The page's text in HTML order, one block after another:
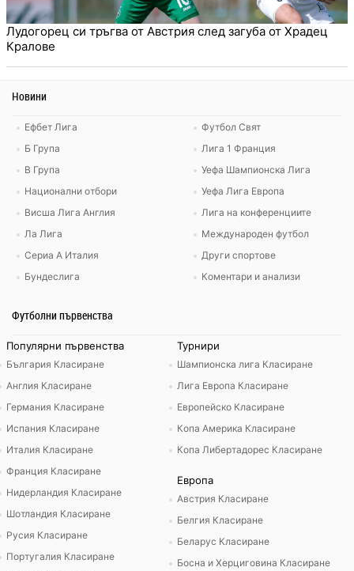
Лудогорец си тръгва от Австрия след загуба от Храдец
Кралове
Новини
Ефбет Лига
Б Група
В Група
Национални отбори
Висша Лига Англия
Ла Лига
Сериа А Италия
Бундеслига
Футбол Свят
Лига 1 Франция
Уефа Шампионска Лига
Уефа Лига Европа
Лига на конференциите
Международен футбол
Други спортове
Коментари и анализи
Футболни първенства
Популярни първенства
България Класиране
Англия Класиране
Германия Класиране
Испания Класиране
Италия Класиране
Франция Класиране
Нидерландия Класиране
Шотландия Класиране
Русия Класиране
Португалия Класиране
Турнири
Шампионска лига Класиране
Лига Европа Класиране
Европейско Класиране
Копа Америка Класиране
Копа Либертадорес Класиране
Европа
Австрия Класиране
Белгия Класиране
Беларус Класиране
Босна и Херциговина Класиране